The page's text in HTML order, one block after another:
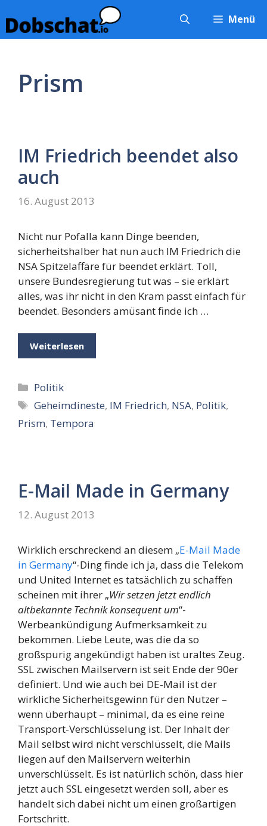
Inhalt
springen
Menü
Prism
IM Friedrich beendet also
auch
16. August 2013
Nicht nur Pofalla kann Dinge beenden,
sicherheitshalber hat nun auch IM Friedrich die
NSA Spitzelaffäre für beendet erklärt. Toll,
unsere Bundesregierung tut was – sie erklärt
alles, was ihr nicht in den Kram passt einfach für
beendet. Besonders amüsant finde ich …
Weiterlesen
Kategorien
Politik
Schlagwörter
Geheimdineste, IM Friedrich, NSA, Politik,
Prism, Tempora
E-Mail Made in Germany
12. August 2013
Wirklich erschreckend an diesem „E-Mail Made
in Germany“-Ding finde ich ja, dass die Telekom
und United Internet es tatsächlich zu schaffen
scheinen mit ihrer „Wir setzen jetzt endlich
altbekannte Technik konsequent um“-
Werbeankündigung Aufmerksamkeit zu
bekommen. Liebe Leute, was die da so
großspurig angekündigt haben ist uraltes Zeug.
SSL zwischen Mailservern ist seit Ende der 90er
definiert. Und wie auch bei DE-Mail ist der
wirkliche Sicherheitsgewinn für den Nutzer –
wenn überhaupt – minimal, da es eine reine
Transport-Verschlüsselung ist. Der Inhalt der
Mail selbst wird nicht verschlüsselt, die Mails
liegen auf den Mailservern weiterhin
unverschlüsselt. Es ist natürlich schön, dass hier
jetzt auch SSL eingesetzt werden soll, aber es
handelt sich dabei nicht um einen großartigen
Fortschritt.